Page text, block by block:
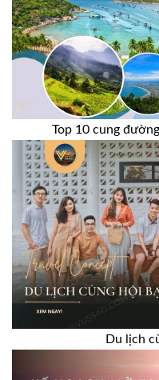
Top 10 cung
Du lịch